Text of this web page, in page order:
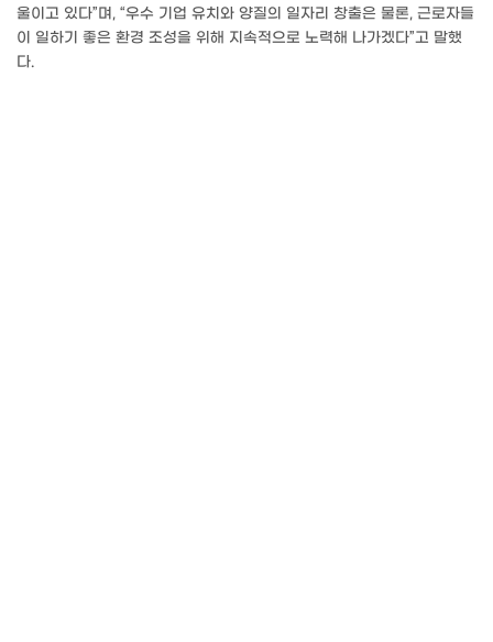
울이고 있다”며, “우수 기업 유치와 양질의 일자리 창출은 물론, 근로자들
이 일하기 좋은 환경 조성을 위해 지속적으로 노력해 나가겠다”고 말했
다.